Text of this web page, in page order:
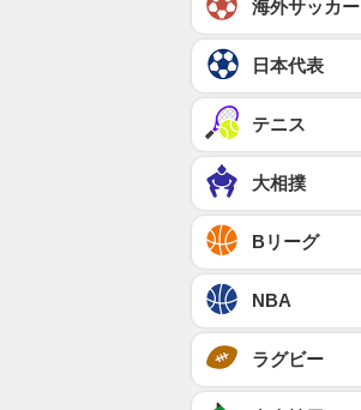
海外サッカー
日本代表
テニス
大相撲
Bリーグ
NBA
ラグビー